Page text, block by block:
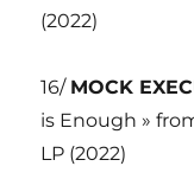
(2022)
16/ MOCK
is Enough »
LP (2022)